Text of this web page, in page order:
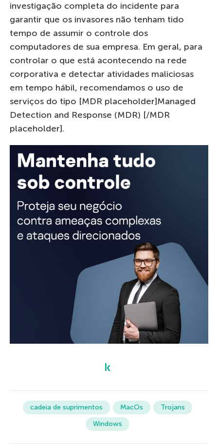
investigação completa do incidente para
garantir que os invasores não tenham tido
tempo de assumir o controle dos
computadores de sua empresa. Em geral, para
controlar o que está acontecendo na rede
corporativa e detectar atividades maliciosas
em tempo hábil, recomendamos o uso de
serviços do tipo [MDR placeholder]Managed
Detection and Response (MDR) [/MDR
placeholder].
cadeia de suprimentos MacOs
Trojans
Windows